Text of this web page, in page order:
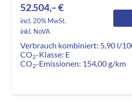
52.504,– €
incl. 20% MwSt.
inkl. NoVA
Verbrauch kombiniert: 5,90 l/
CO2-Klasse: E
CO2-Emissionen: 154,00 g/km